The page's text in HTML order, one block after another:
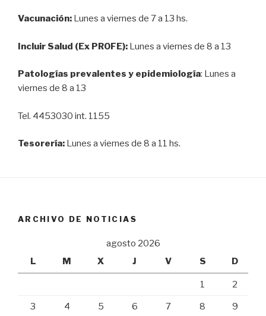
Vacunación: Lunes a viernes de 7 a 13 hs.
Incluir Salud (Ex PROFE): Lunes a viernes de 8 a 13
Patologías prevalentes y epidemiología: Lunes a
viernes de 8 a 13
Tel. 4453030 int. 1155
Tesorería: Lunes a viernes de 8 a 11 hs.
ARCHIVO DE NOTICIAS
agosto 2026
L
M X J V S D
1 2
3 4 5 6 7 8 9